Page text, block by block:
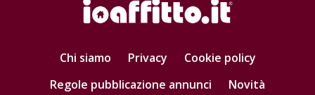
Chi siamo Privacy
Cookie policy
Regole pubblicazione annunci
Novità